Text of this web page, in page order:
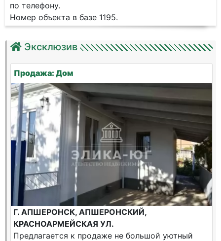
по телефону.
Номер объекта в базе 1195.
Эксклюзив
Продажа: Дом
Г. АПШЕРОНСК, АПШЕРОНСКИЙ,
КРАСНОАРМЕЙСКАЯ УЛ.
Предлагается к продаже не большой уютный